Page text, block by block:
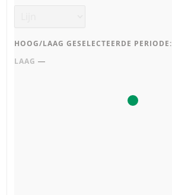
HOOG/LAAG GESELECTEERDE PERIODE:
LAAG ―